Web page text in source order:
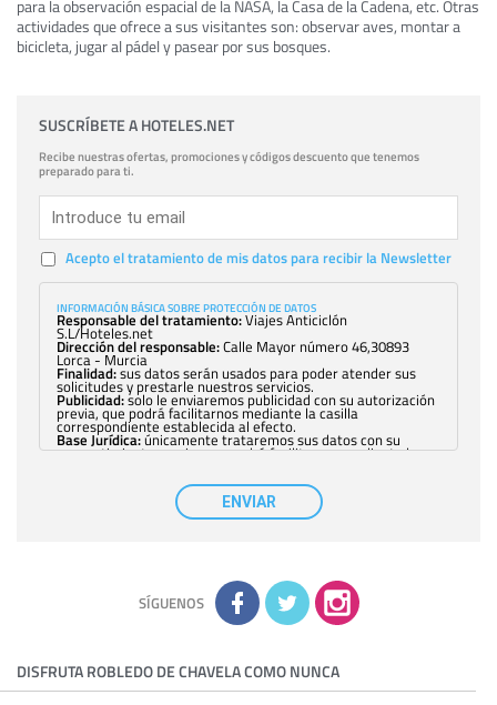
para la observación espacial de la NASA, la Casa de la Cadena, etc. Otras
actividades que ofrece a sus visitantes son: observar aves, montar a
bicicleta, jugar al pádel y pasear por sus bosques.
SUSCRÍBETE A HOTELES.NET
Recibe nuestras ofertas, promociones y códigos descuento que tenemos
preparado para ti.
Acepto el tratamiento de mis datos para recibir la Newsletter
INFORMACIÓN BÁSICA SOBRE PROTECCIÓN DE DATOS
Responsable del tratamiento:Viajes Anticiclón
S.L/Hoteles.net
Dirección del responsable:Calle Mayor número 46,30893
Lorca - Murcia
Finalidad:sus datos serán usados para poder atender sus
solicitudes y prestarle nuestros servicios.
Publicidad:solo le enviaremos publicidad con su autorización
previa, que podrá facilitarnos mediante la casilla
correspondiente establecida al efecto.
Base Jurídica:únicamente trataremos sus datos con su
consentimiento previo, que podrá facilitarnos mediante la
con carácter general, sólo el personal de
nuestra entidad que esté debidamente autorizado podrá
tener conocimiento de la información que le pedimos. No se
comunicarán datos a terceros.
adicional y detallada sobre cómo tratamos sus datos en la
política de privacidad
ENVIAR
SÍGUENOS
DISFRUTA ROBLEDO DE CHAVELA COMO NUNCA